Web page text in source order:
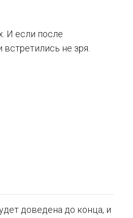
И если после
не зря.
доведена до конца, и